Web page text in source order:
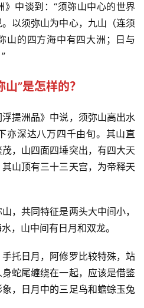
》中谈到：“须弥山中心的世界
以须弥山为中心，九山（连须
山的四方海中有四大洲；日与
”是怎样的？
提洲品》中说，须弥山高出水
亦深达八万四千由旬。其山直
，山四面四埵突出，有四大天
山顶有三十三天宫，为帝释天
，共同特征是两头大中间小，
，山中间有日月和双龙。
托日月，阿修罗比较特殊，站
蛇尾缠绕在一起，应该是借鉴
，日月中的三足鸟和蟾蜍玉兔